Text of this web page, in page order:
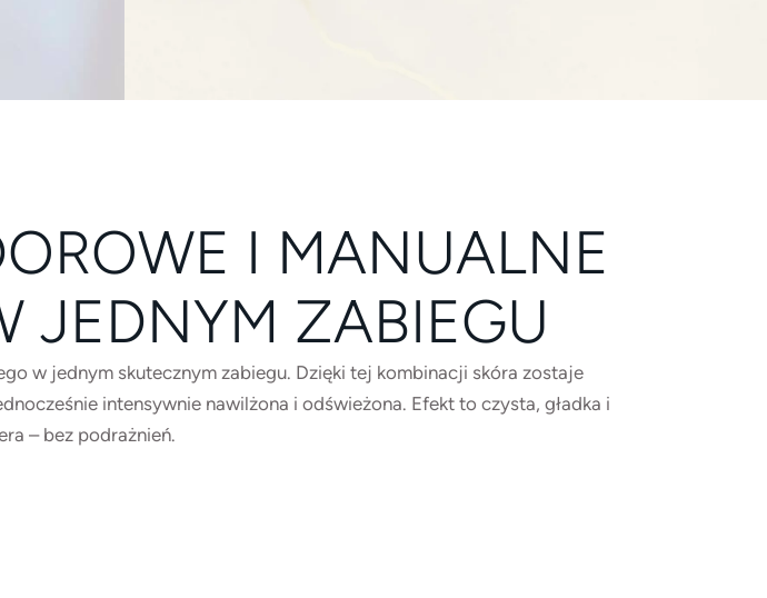
I MANUALNE
JEDNYM ZABIEGU
w jednym skutecznym zabiegu. Dzięki tej kombinacji skóra zostaje
intensywnie nawilżona i odświeżona. Efekt to czysta, gładka i
– bez podrażnień.